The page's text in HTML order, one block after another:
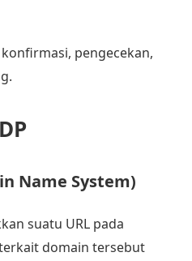
pengecekan,
Name System)
suatu URL pada
domain tersebut